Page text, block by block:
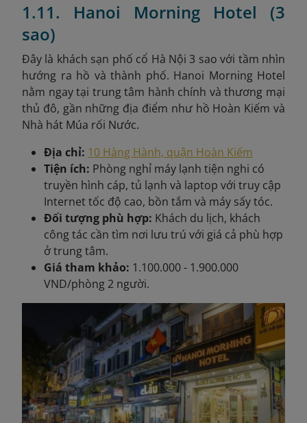
1.11. Hanoi Morning Hotel (3
sao)
Đây là khách sạn phố cổ Hà Nội 3 sao với tầm nhìn
hướng ra hồ và thành phố. Hanoi Morning Hotel
nằm ngay tại trung tâm hành chính và thương mại
thủ đô, gần những địa điểm như hồ Hoàn Kiếm và
Nhà hát Múa rối Nước.
Địa chỉ: 10 Hàng Hành, quận Hoàn Kiếm
Tiện ích: Phòng nghỉ máy lạnh tiện nghi có
truyền hình cáp, tủ lạnh và laptop với truy cập
Internet tốc độ cao, bồn tắm và máy sấy tóc.
Đối tượng phù hợp: Khách du lịch, khách
công tác cần tìm nơi lưu trú với giá cả phù hợp
ở trung tâm.
Giá tham khảo: 1.100.000 - 1.900.000
VND/phòng 2 người.